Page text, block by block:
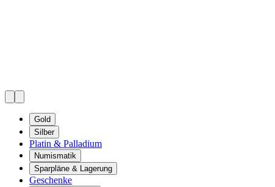
Gold
Silber
Platin & Palladium
Numismatik
Sparpläne & Lagerung
Geschenke